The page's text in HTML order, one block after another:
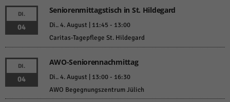
DI.
04
Seniorenmittagstisch in St. Hildegard
Di.. 4. August | 11:45 - 13:00
Caritas-Tagepflege St. Hildegard
DI.
04
AWO-Seniorennachmittag
Di.. 4. August | 13:00- 16:30
AWO Begegnungszentrum Jülich